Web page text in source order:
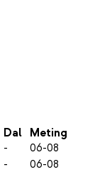
Dal Meting
-
06-08
-
06-08